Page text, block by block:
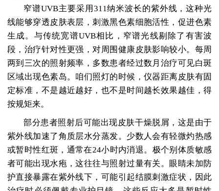
窄谱UVB主要采用311纳米波长的紫外线，这种光
线能够穿透皮肤表层，刺激黑色素细胞活性，促进色素
生成。与传统宽谱UVB相比，窄谱光线剔除了有害波
段，治疗针对性更强，对周围健康皮肤影响较小。每周
两到三次的照射频率，多数患者经过数月治疗可见白斑
区域出现色素岛。咱们照灯的时候，仪器距离皮肤有固
定标准，不是越近越好，也不是时间越长效果越佳，得
按规矩来。
部分患者照射后可能出现皮肤干燥脱屑，这是由于
紫外线加速了角质层水分蒸发。少数人会有轻微灼热感
或暂时性红斑，通常在24小时内消退。极个别体质敏感
者可能出现水疱，这往往与照射过量有关。眼睛未加防
护直接暴露在紫外线下，可能引起结膜刺激症状，因此